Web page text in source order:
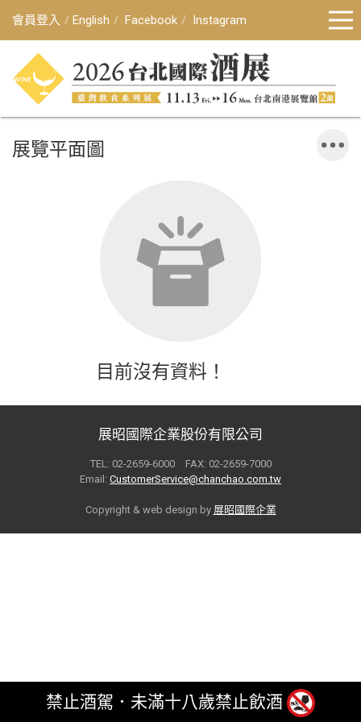
會員登入 English Facebook Instagram
展覽平面圖
目前沒有資料！
展昭國際企業股份有限公司
TEL: 02-2659-6000 FAX: 02-2659-7000
Email: CustomerService@chanchao.com.tw
Copyright & web design by 展昭國際企業
禁止酒駕．未滿十八歲禁止飲酒